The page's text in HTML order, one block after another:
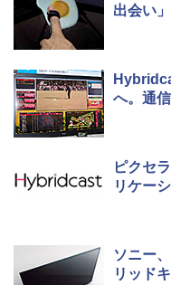
出会い
へ。通
ピクセ
リケー
ソニー
リッド